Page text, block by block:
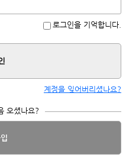
로그인을 기억합니다.
계정을 잊어버리셨나요?
오셨나요?